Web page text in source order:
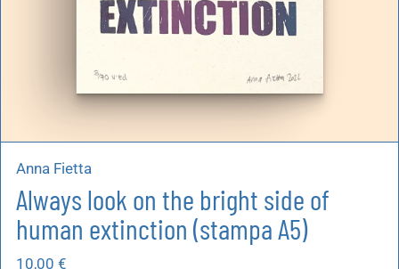
Anna Fietta
Always look on the bright side of
human extinction (stampa A5)
10,00 €